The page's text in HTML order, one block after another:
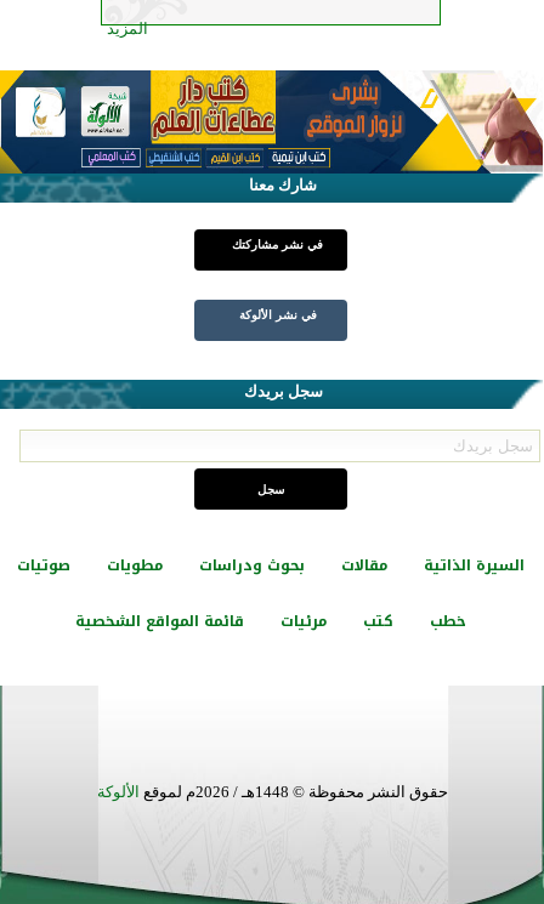
المزيد
شارك معنا
في نشر مشاركتك
في نشر الألوكة
سجل بريدك
السيرة الذاتية مقالات بحوث ودراسات مطويات صوتيات
خطب كتب مرئيات قائمة المواقع الشخصية
حقوق النشر محفوظة © 1448هـ / 2026م لموقع الألوكة